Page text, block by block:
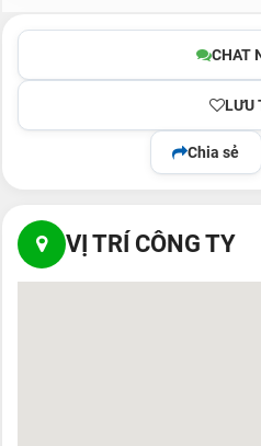
CHAT
LƯU
Chia sẻ
VỊ TRÍ CÔNG TY